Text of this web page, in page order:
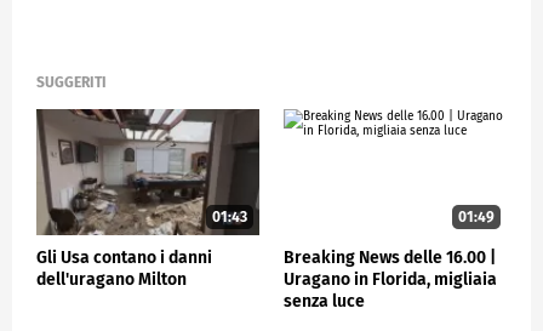
annegamento e nella stragrande maggioranza
anziani. Il canale televisivo della CNN ha parlato
nella notte di 45 morti. Dopo aver causato
inondazioni nella Carolina del Sud ha iniziato a
indebolirsi spostandosi nel Sud-Est degli Stati Uniti.
L'occhio dell'uragano ha attraversato la terraferma a
Georgetown, tra Myrtle Beach e la storica città di
Charleston, dopo essersi rafforzato nell'Atlantico. Il
National Hurricane Center (NHC) di Miami ha
SUGGERITI
01:43
Gli Usa contano i danni
dell'uragano Milton
01:49
Breaking News delle 16.00 |
Uragano in Florida, migliaia
senza luce